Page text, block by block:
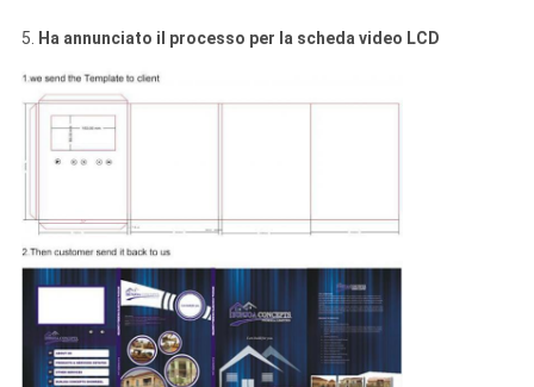
5. Ha annunciato il processo per la scheda video LCD